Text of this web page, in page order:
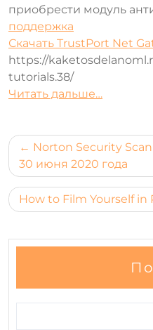
приобрести модуль
поддержка
Скачать TrustPort Net
https://
tutorials.38/
Читать дальше…
Навигация
по
записям
Norton Security
30 июня 2020 года
How to Film Yourself in